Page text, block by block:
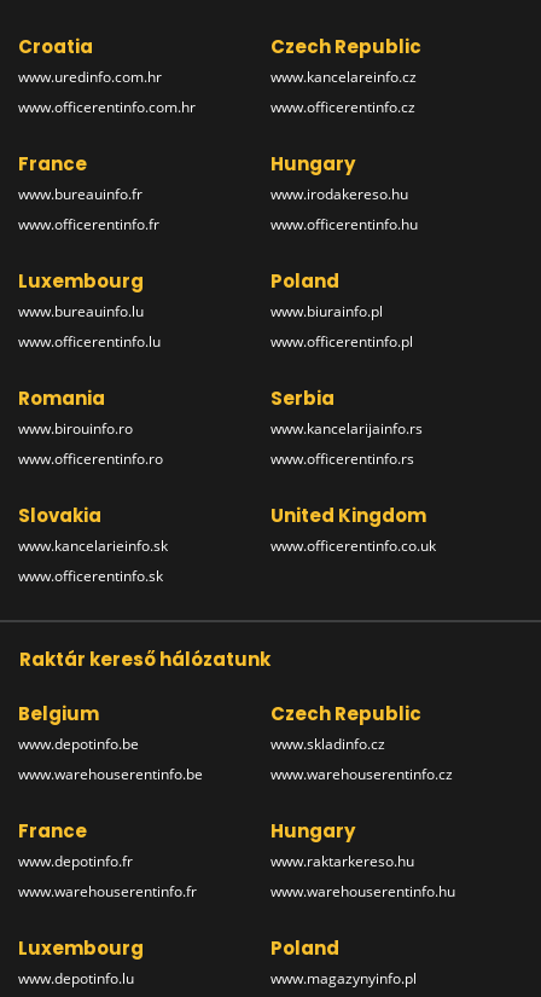
Croatia
www.uredinfo.com.hr
www.officerentinfo.com.hr
Czech Republic
www.kancelareinfo.cz
www.officerentinfo.cz
France
www.bureauinfo.fr
www.officerentinfo.fr
Hungary
www.irodakereso.hu
www.officerentinfo.hu
Luxembourg
www.bureauinfo.lu
www.officerentinfo.lu
Poland
www.biurainfo.pl
www.officerentinfo.pl
Romania
www.birouinfo.ro
www.officerentinfo.ro
Serbia
www.kancelarijainfo.rs
www.officerentinfo.rs
Slovakia
www.kancelarieinfo.sk
www.officerentinfo.sk
United Kingdom
www.officerentinfo.co.uk
Raktár kereső hálózatunk
Belgium
www.depotinfo.be
www.warehouserentinfo.be
Czech Republic
www.skladinfo.cz
www.warehouserentinfo.cz
France
www.depotinfo.fr
www.warehouserentinfo.fr
Hungary
www.raktarkereso.hu
www.warehouserentinfo.hu
Luxembourg
www.depotinfo.lu
Poland
www.magazynyinfo.pl